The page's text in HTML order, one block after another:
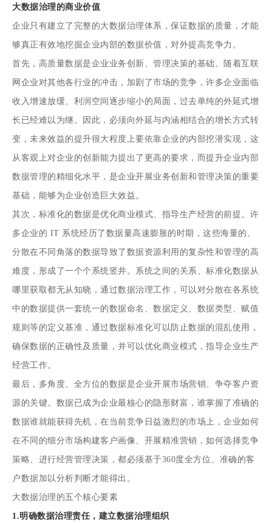
大数据治理的商业价值
企业只有建立了完整的大数据治理体系，保证数据的质量，才能
够真正有效地挖掘企业内部的数据价值，对外提高竞争力。
首先，高质量数据是企业业务创新、管理决策的基础。随着互联
网企业对其他各行业的冲击，加剧了市场的竞争，许多企业面临
收入增速放缓、利润空间逐步缩小的局面，过去单纯的外延式增
长已经难以为继。因此，必须向外延与内涵相结合的增长方式转
变，未来效益的提升很大程度上要依靠企业的内部挖潜实现，这
从客观上对企业的创新能力提出了更高的要求，而提升企业内部
数据管理的精细化水平，是企业开展业务创新和管理决策的重要
基础，能够为企业创造巨大效益。
其次，标准化的数据是优化商业模式、指导生产经营的前提。许
多企业的 IT 系统经历了数据量高速膨胀的时期，这些海量的、
分散在不同角落的数据导致了数据资源利用的复杂性和管理的高
难度，形成了一个个系统竖井。系统之间的关系、标准化数据从
哪里获取都无从知晓，通过数据治理工作，可以对分散在各系统
中的数据提供一套统一的数据命名、数据定义、数据类型、赋值
规则等的定义基准，通过数据标准化可以防止数据的混乱使用，
确保数据的正确性及质量，并可以优化商业模式，指导企业生产
经营工作。
最后，多角度、全方位的数据是企业开展市场营销、争夺客户资
源的关键。数据已成为企业最核心的隐形财富，谁掌握了准确的
数据谁就能获得先机，在当前竞争日益激烈的市场上，企业如何
在不同的细分市场构建客户画像、开展精准营销，如何选择竞争
策略、进行经营管理决策，都必须基于360度全方位、准确的客
户数据加以分析判断才能得出。
大数据治理的五个核心要素
1.明确数据治理责任，建立数据治理组织